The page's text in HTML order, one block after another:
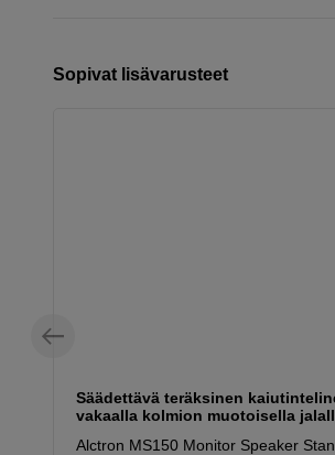
Sopivat lisävarusteet
Säädettävä teräksinen
vakaalla kolmion muotoisella
Alctron MS150 Monitor Speaker